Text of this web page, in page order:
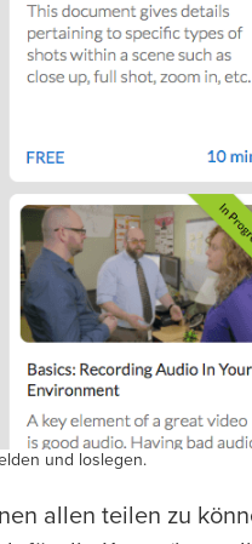
und loslegen.
allen teilen zu